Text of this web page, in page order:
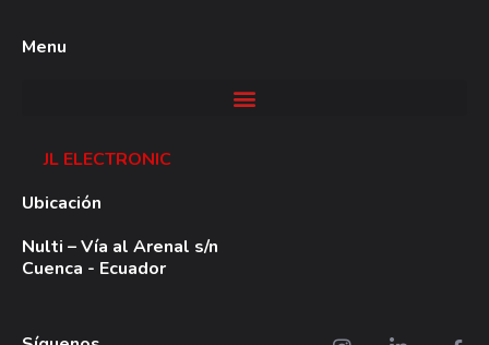
Menu
JL ELECTRONIC
Ubicación
Nulti – Vía al Arenal s/n
Cuenca - Ecuador